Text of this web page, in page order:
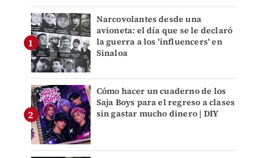
Narcovolantes desde una
avioneta: el día que se le declaró
la guerra a los 'influencers' en
Sinaloa
Cómo hacer un cuaderno de los
Saja Boys para el regreso a clases
sin gastar mucho dinero | DIY